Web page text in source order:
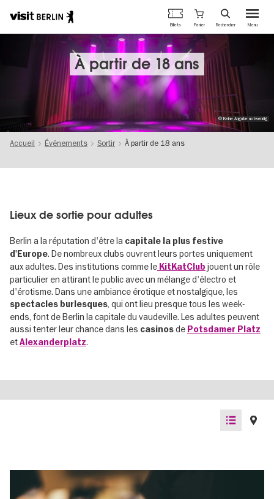
Portail
officiel
Menu
Billets Panier Rechercher
À partir de 18 ans
© Keine Angabe notwendig
Accueil Événements Sortir À partir de 18 ans
Lieux de sortie pour adultes
Berlin a la réputation d'être la capitale la plus festive
d'Europe. De nombreux clubs ouvrent leurs portes uniquement
aux adultes. Des institutions comme le KitKatClub jouent un rôle
particulier en attirant le public avec un mélange d'électro et
d'érotisme. Dans une ambiance érotique et nostalgique, les
spectacles burlesques, qui ont lieu presque tous les week-
ends, font de Berlin la capitale du vaudeville. Les adultes peuvent
aussi tenter leur chance dans les casinosde Potsdamer Platz
etAlexanderplatz.
List
view
Map
view